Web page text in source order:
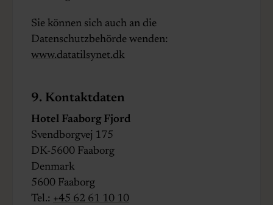
Sie können sich auch an die
Datenschutzbehörde wenden:
www.datatilsynet.dk
9. Kontaktdaten
Hotel Faaborg Fjord
Svendborgvej 175
DK-5600 Faaborg
Denmark
5600 Faaborg
Tel.: +45 62 61 10 10